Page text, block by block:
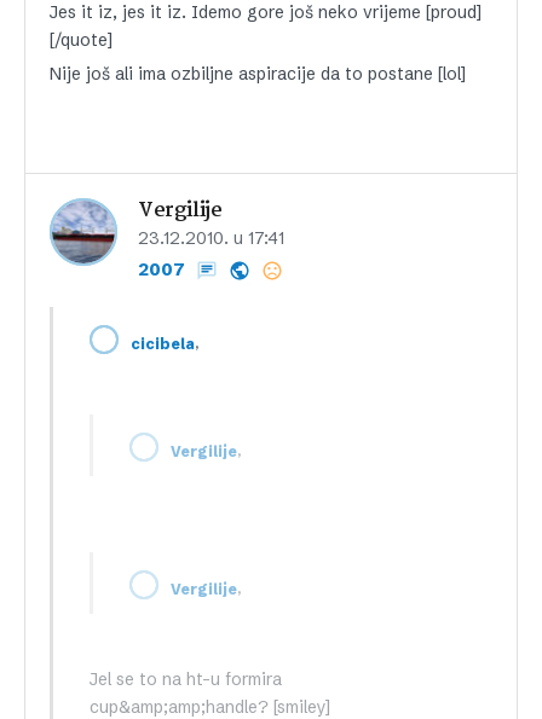
Jes it iz, jes it iz. Idemo gore još neko vrijeme [proud]
[/quote]
Nije još ali ima ozbiljne aspiracije da to postane [lol]
Vergilije
23.12.2010. u 17:41
2007
cicibela,
Vergilije,
Vergilije,
Jel se to na ht-u formira
cup&amp;amp;handle? [smiley]